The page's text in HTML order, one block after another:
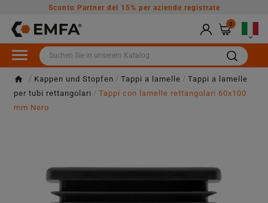
Sconto Partner del 15% per aziende registrate
0

Kappen und Stopfen Tappi a lamelle
Tappi a lamelle
per tubi rettangolari
Tappi con lamelle rettangolari 60x100
mm Nero